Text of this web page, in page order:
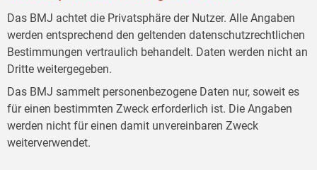
Das BMJ achtet die Privatsphäre der Nutzer. Alle Angaben
werden entsprechend den geltenden datenschutzrechtlichen
Bestimmungen vertraulich behandelt. Daten werden nicht an
Dritte weitergegeben.
Das BMJ sammelt personenbezogene Daten nur, soweit es
für einen bestimmten Zweck erforderlich ist. Die Angaben
werden nicht für einen damit unvereinbaren Zweck
weiterverwendet.